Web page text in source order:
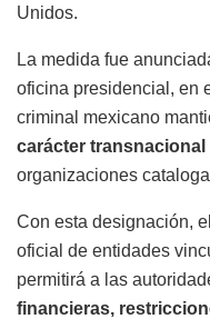
Unidos.
La medida fue
oficina presidencial, en
criminal mexicano
carácter transnacional
organizaciones
Con esta designación,
oficial de entidades
permitirá a las
financieras,